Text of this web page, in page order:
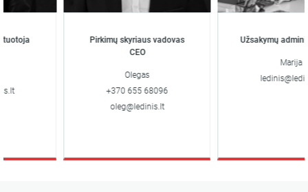
Pirkimų skyriaus vadovas
CEO
Olegas
+370 655 68096
oleg@ledinis.lt
Užsakymų
Marija